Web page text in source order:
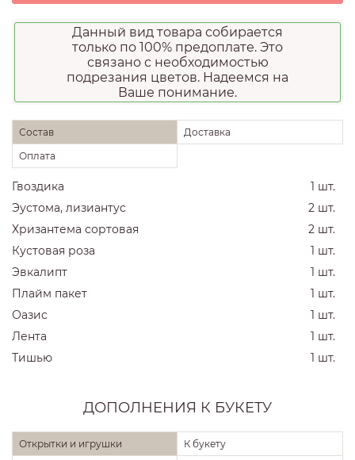
Данный вид товара собирается
только по 100% предоплате. Это
связано с необходимостью
подрезания цветов. Надеемся на
Ваше понимание.
Состав
Доставка
Оплата
Гвоздика
1 шт.
Эустома, лизиантус
2 шт.
Хризантема сортовая
2 шт.
Кустовая роза
1 шт.
Эвкалипт
1 шт.
Плайм пакет
1 шт.
Оазис
1 шт.
Лента
1 шт.
Тишью
1 шт.
ДОПОЛНЕНИЯ К БУКЕТУ
Открытки и игрушки
К букету